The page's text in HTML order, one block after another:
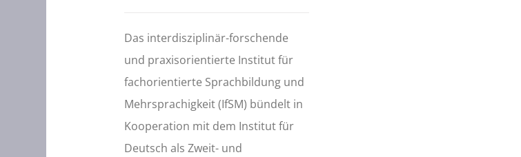
Das interdisziplinär-forschende
und praxisorientierte Institut für
fachorientierte Sprachbildung und
Mehrsprachigkeit (IfSM) bündelt in
Kooperation mit dem Institut für
Deutsch als Zweit- und